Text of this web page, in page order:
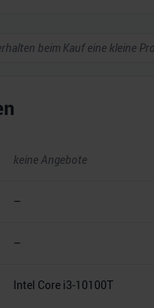
beim Kauf eine kleine
keine Angebote
–
–
Intel Core i3-10100T